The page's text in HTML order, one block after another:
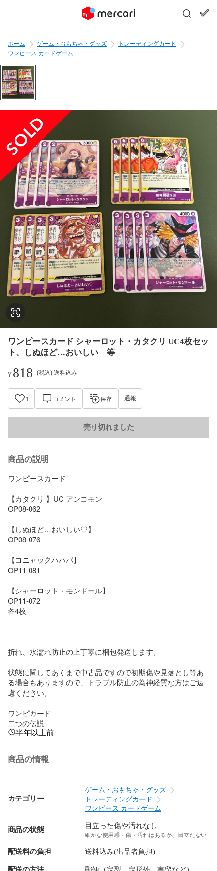
ホーム ゲーム・おもちゃ・グッズ
トレーディングカード
ワンピース カードゲーム
ワンピースカード シャーロット・カタクリ UC4枚セッ
ト、しぬほど…おいしい 等
¥818 (税込) 送料込み
1 コメント 保存 通報
売り切れました
商品の説明
ワンピースカード
【カタクリ 】UC アンコモン
OP08-062
【しぬほど…おいしい♡】
OP08-076
【コニャックハハパ】
OP11-081
【シャーロット・モンドール】
OP11-072
各4枚
折れ、水濡れ防止の上丁寧に梱包発送します。
状態に関してあくまで中古品ですので初期傷や見落とし等あ
る場合もありますので、トラブル防止の為神経質な方はご遠
慮ください。
ワンピカード
二つの伝説
半年以上前
商品の情報
カテゴリー
ゲーム・おもちゃ・グッズ
トレーディングカード
ワンピース カードゲーム
商品の状態 目立った傷や汚れなし
細かな使用感・傷・汚れはあるが、目立たない
配送料の負担 送料込み(出品者負担)
配送の方法 郵便（定型、定形外、書留など）